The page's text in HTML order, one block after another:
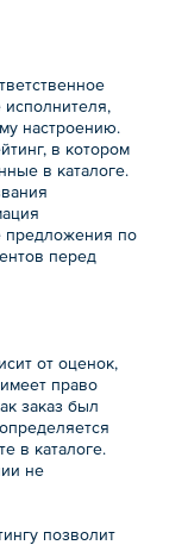
настроению.
в котором
в каталоге.
предложения по
перед
от оценок,
право
заказ был
в каталоге.
не
позволит